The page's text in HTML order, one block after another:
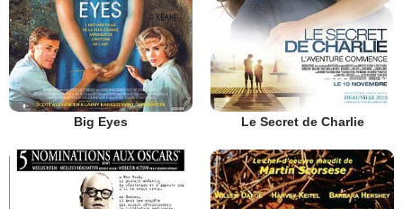
Big Eyes Le Secret de Charlie